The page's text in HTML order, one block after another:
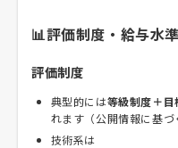
📊評価制度・給与水準
評価制度
典型的には等級制度＋
れます（公開情報に基づ
技術系は